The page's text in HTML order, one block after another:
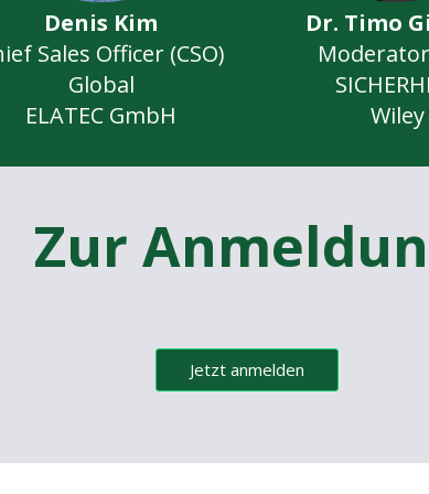
Denis Kim
Sales Officer (CSO)
Global
ELATEC GmbH
Dr. Timo
Wiley
Zur
Jetzt anmelden